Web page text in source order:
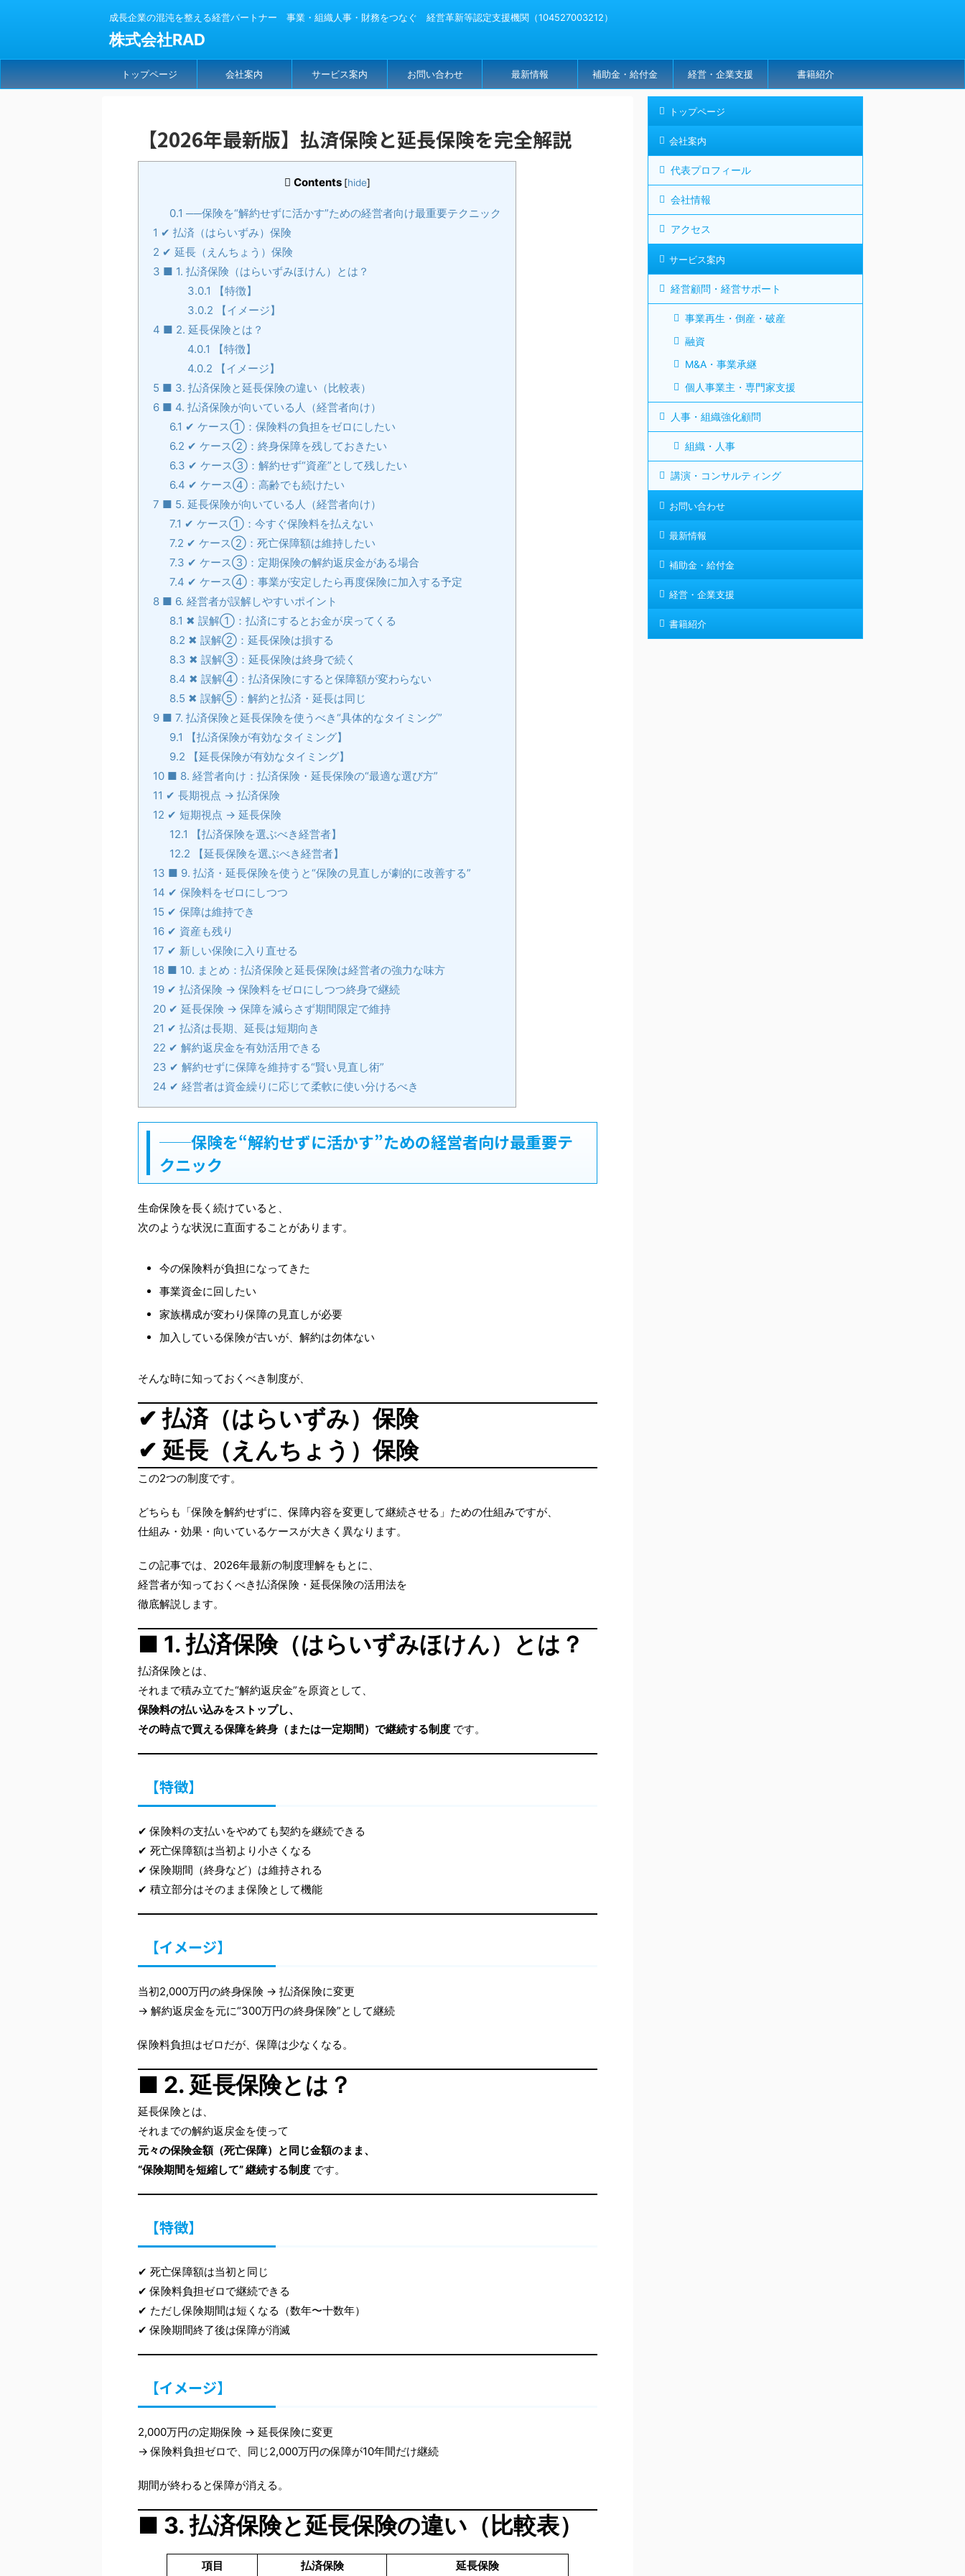
成長企業の混沌を整える経営パートナー 事業・組織人事・財務をつなぐ 経営革新等認定支援機関（104527003212）
株式会社RAD
トップページ 会社案内 サービス案内 お問い合わせ 最新情報 補助金・給付金 経営・企業支援 書籍紹介
【2026年最新版】払済保険と延長保険を完全解説
Contents [hide]
0.1 ──保険を“解約せずに活かす”ための経営者向け最重要テクニック
1 ✔ 払済（はらいずみ）保険
2 ✔ 延長（えんちょう）保険
3 ■ 1. 払済保険（はらいずみほけん）とは？
3.0.1
【特徴】
3.0.2 【イメージ】
4 ■ 2. 延長保険とは？
4.0.1
【特徴】
4.0.2 【イメージ】
5 ■ 3. 払済保険と延長保険の違い（比較表）
6 ■ 4. 払済保険が向いている人（経営者向け）
6.1 ✔ ケース①：保険料の負担をゼロにしたい
6.2 ✔ ケース②：終身保障を残しておきたい
6.3 ✔ ケース③：解約せず“資産”として残したい
6.4 ✔ ケース④：高齢でも続けたい
7 ■ 5. 延長保険が向いている人（経営者向け）
7.1 ✔ ケース①：今すぐ保険料を払えない
7.2 ✔ ケース②：死亡保障額は維持したい
7.3 ✔ ケース③：定期保険の解約返戻金がある場合
7.4 ✔ ケース④：事業が安定したら再度保険に加入する予定
8 ■ 6. 経営者が誤解しやすいポイント
8.1 ✖ 誤解①：払済にするとお金が戻ってくる
8.2 ✖ 誤解②：延長保険は損する
8.3 ✖ 誤解③：延長保険は終身で続く
8.4 ✖ 誤解④：払済保険にすると保障額が変わらない
8.5 ✖ 誤解⑤：解約と払済・延長は同じ
9 ■ 7. 払済保険と延長保険を使うべき“具体的なタイミング”
9.1 【払済保険が有効なタイミング】
9.2 【延長保険が有効なタイミング】
10 ■ 8. 経営者向け：払済保険・延長保険の“最適な選び方”
11 ✔ 長期視点 → 払済保険
12 ✔ 短期視点 → 延長保険
12.1 【払済保険を選ぶべき経営者】
12.2 【延長保険を選ぶべき経営者】
13 ■ 9. 払済・延長保険を使うと“保険の見直しが劇的に改善する”
14 ✔ 保険料をゼロにしつつ
15 ✔ 保障は維持でき
16 ✔ 資産も残り
17 ✔ 新しい保険に入り直せる
18 ■ 10. まとめ：払済保険と延長保険は経営者の強力な味方
19 ✔ 払済保険 → 保険料をゼロにしつつ終身で継続
20 ✔ 延長保険 → 保障を減らさず期間限定で維持
21 ✔ 払済は長期、延長は短期向き
22 ✔ 解約返戻金を有効活用できる
23 ✔ 解約せずに保障を維持する“賢い見直し術”
24 ✔ 経営者は資金繰りに応じて柔軟に使い分けるべき
──保険を“解約せずに活かす”ための経営者向け最重要テ
クニック
生命保険を長く続けていると、
次のような状況に直面することがあります。
今の保険料が負担になってきた
事業資金に回したい
家族構成が変わり保障の見直しが必要
加入している保険が古いが、解約は勿体ない
そんな時に知っておくべき制度が、
✔ 払済（はらいずみ）保険
✔ 延長（えんちょう）保険
この2つの制度です。
どちらも「保険を解約せずに、保障内容を変更して継続させる」ための仕組みですが、
仕組み・効果・向いているケースが大きく異なります。
この記事では、2026年最新の制度理解をもとに、
経営者が知っておくべき払済保険・延長保険の活用法を
徹底解説します。
■ 1. 払済保険（はらいずみほけん）とは？
払済保険とは、
それまで積み立てた“解約返戻金”を原資として、
保険料の払い込みをストップし、
その時点で買える保障を終身（または一定期間）で継続する制度 です。
【特徴】
✔ 保険料の支払いをやめても契約を継続できる
✔ 死亡保障額は当初より小さくなる
✔ 保険期間（終身など）は維持される
✔ 積立部分はそのまま保険として機能
【イメージ】
当初2,000万円の終身保険 → 払済保険に変更
→ 解約返戻金を元に“300万円の終身保険”として継続
保険料負担はゼロだが、保障は少なくなる。
■ 2. 延長保険とは？
延長保険とは、
それまでの解約返戻金を使って
元々の保険金額（死亡保障）と同じ金額のまま、
“保険期間を短縮して” 継続する制度 です。
【特徴】
✔ 死亡保障額は当初と同じ
✔ 保険料負担ゼロで継続できる
✔ ただし保険期間は短くなる（数年〜十数年）
✔ 保険期間終了後は保障が消滅
【イメージ】
2,000万円の定期保険 → 延長保険に変更
→ 保険料負担ゼロで、同じ2,000万円の保障が10年間だけ継続
期間が終わると保障が消える。
■ 3. 払済保険と延長保険の違い（比較表）
項目 払済保険 延長保険
トップページ
会社案内
代表プロフィール
会社情報
アクセス
サービス案内
経営顧問・経営サポート
事業再生・倒産・破産
融資
M&A・事業承継
個人事業主・専門家支援
人事・組織強化顧問
組織・人事
講演・コンサルティング
お問い合わせ
最新情報
補助金・給付金
経営・企業支援
書籍紹介